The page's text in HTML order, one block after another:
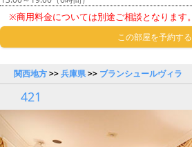
※商用料金については別途ご相談となります。
この部屋を予約する
関西地方>>兵庫県>> ブランシュールヴィラ
421